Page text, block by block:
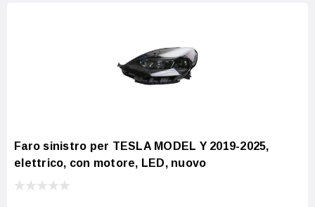
Faro sinistro per TESLA MODEL Y 2019-2025,
elettrico, con motore, LED, nuovo